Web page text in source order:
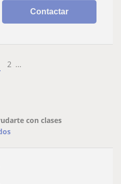
Contactar
2 ...
con clases